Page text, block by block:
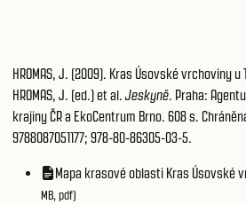
HROMAS, J. (2009). Kras Úsovské vrchoviny
HROMAS, J. (ed.) et al.Jeskyně. Praha:
krajiny ČR a EkoCentrum Brno. 608 s.
9788087051177; 978-80-86305-03-5.
Mapa krasové oblasti Kras Úsovské
MB, pdf)